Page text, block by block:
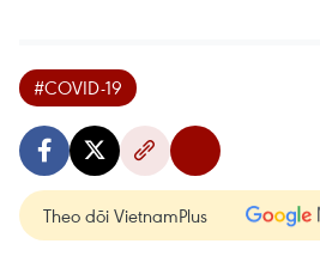
#COVID-19
Theo dõi VietnamPlus